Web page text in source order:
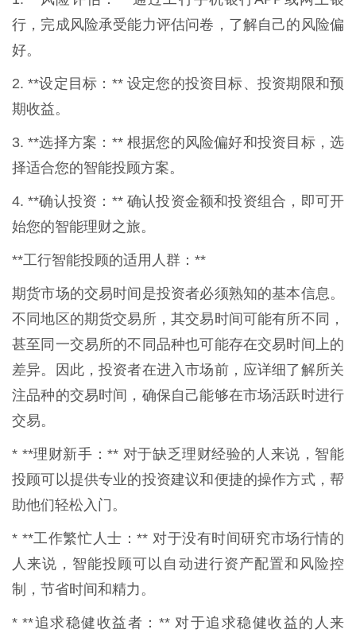
行，完成风险承受能力评估问卷，了解自己的风险偏
好。
2. **设定目标：** 设定您的投资目标、投资期限和预
期收益。
3. **选择方案：** 根据您的风险偏好和投资目标，选
择适合您的智能投顾方案。
4. **确认投资：** 确认投资金额和投资组合，即可开
始您的智能理财之旅。
**工行智能投顾的适用人群：**
期货市场的交易时间是投资者必须熟知的基本信息。
不同地区的期货交易所，其交易时间可能有所不同，
甚至同一交易所的不同品种也可能存在交易时间上的
差异。因此，投资者在进入市场前，应详细了解所关
注品种的交易时间，确保自己能够在市场活跃时进行
交易。
* **理财新手：** 对于缺乏理财经验的人来说，智能
投顾可以提供专业的投资建议和便捷的操作方式，帮
助他们轻松入门。
* **工作繁忙人士：** 对于没有时间研究市场行情的
人来说，智能投顾可以自动进行资产配置和风险控
制，节省时间和精力。
* **追求稳健收益者：** 对于追求稳健收益的人来